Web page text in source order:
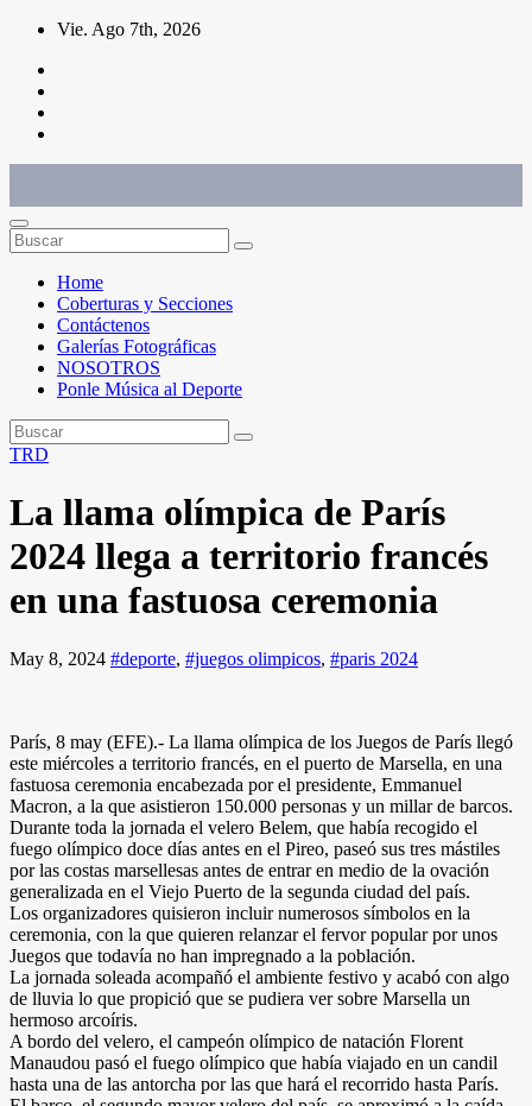
Saltar
contenido
Vie. Ago 7th, 2026
Home
Coberturas y Secciones
Contáctenos
Galerías Fotográficas
NOSOTROS
Ponle Música al Deporte
TRD
La llama olímpica de París
2024 llega a territorio francés
en una fastuosa ceremonia
May 8, 2024 #deporte, #juegos olimpicos, #paris 2024
París, 8 may (EFE).- La llama olímpica de los Juegos de París llegó
este miércoles a territorio francés, en el puerto de Marsella, en una
fastuosa ceremonia encabezada por el presidente, Emmanuel
Macron, a la que asistieron 150.000 personas y un millar de barcos.
Durante toda la jornada el velero Belem, que había recogido el
fuego olímpico doce días antes en el Pireo, paseó sus tres mástiles
por las costas marsellesas antes de entrar en medio de la ovación
generalizada en el Viejo Puerto de la segunda ciudad del país.
Los organizadores quisieron incluir numerosos símbolos en la
ceremonia, con la que quieren relanzar el fervor popular por unos
Juegos que todavía no han impregnado a la población.
La jornada soleada acompañó el ambiente festivo y acabó con algo
de lluvia lo que propició que se pudiera ver sobre Marsella un
hermoso arcoíris.
A bordo del velero, el campeón olímpico de natación Florent
Manaudou pasó el fuego olímpico que había viajado en un candil
hasta una de las antorcha por las que hará el recorrido hasta París.